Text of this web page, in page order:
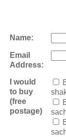
Name:
Email
Address:
I would
to buy
(free
postage)